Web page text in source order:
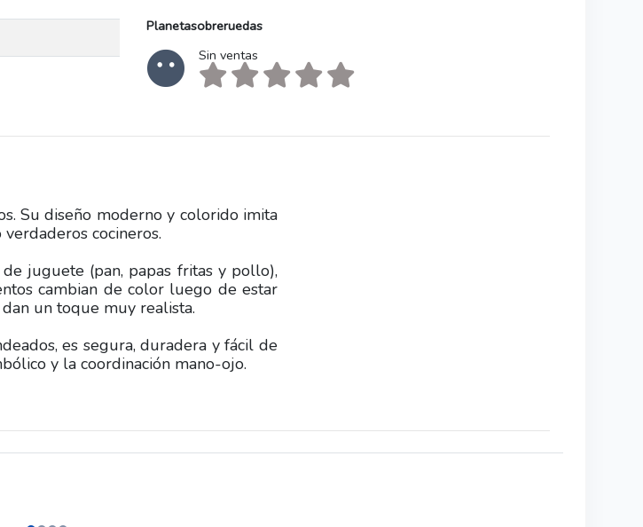
Planetasobreruedas
Sin ventas
Su diseño moderno y colorido imita
cocineros.
juguete (pan, papas fritas y pollo),
cambian de color luego de estar
un toque muy realista.
es segura, duradera y fácil de
y la coordinación mano-ojo.